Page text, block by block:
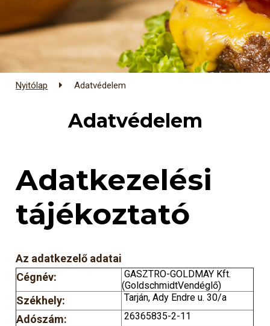
Nyitólap Adatvédelem
Adatvédelem
Adatkezelési
tájékoztató
Az adatkezelő adatai
Cégnév:
GASZTRO-GOLDMAY Kft.
(GoldschmidtVendéglő)
Székhely: Tarján, Ady Endre u. 30/a
Adószám: 26365835-2-11